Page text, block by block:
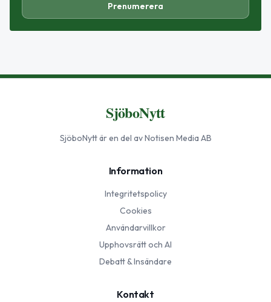
Prenumerera
SjöboNytt
SjöboNyttär en del av Notisen Media AB
Information
Integritetspolicy
Cookies
Användarvillkor
Upphovsrätt och AI
Debatt & Insändare
Kontakt